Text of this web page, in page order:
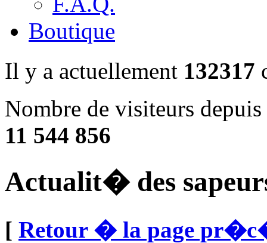
Boutique
Il y a actuellement 132317
Nombre de visiteurs
11 544 856
Actualit� des
[ Retour � la page